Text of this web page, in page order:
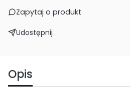
Zapytaj o produkt
Udostępnij
Opis